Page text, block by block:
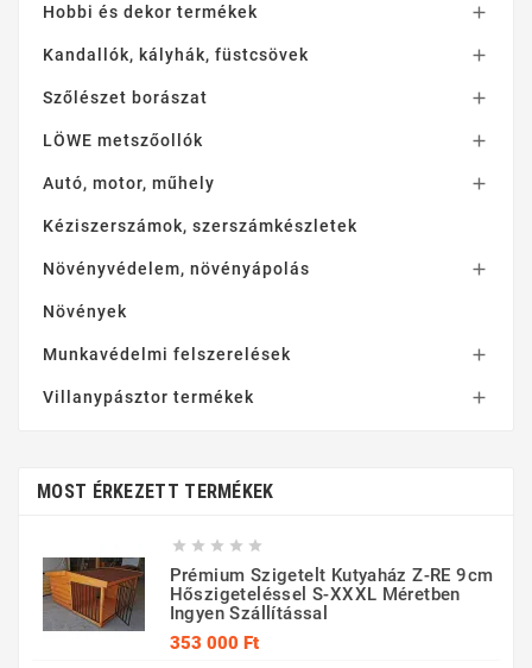
Hobbi és dekor termékek 
Kandallók, kályhák, füstcsövek 
Szőlészet borászat 
LÖWE metszőollók 
Autó, motor, műhely 
Kéziszerszámok, szerszámkészletek
Növényvédelem, növényápolás 
Növények
Munkavédelmi felszerelések 
Villanypásztor termékek 
MOST ÉRKEZETT TERMÉKEK
    
Prémium Szigetelt Kutyaház Z-RE 9cm
Hőszigeteléssel S-XXXL Méretben
Ingyen Szállítással
353 000 FtÁr